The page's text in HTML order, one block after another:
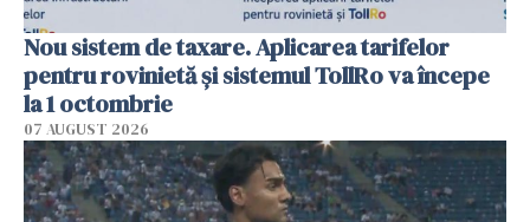
Nou sistem de taxare. Aplicarea tarifelor
pentru rovinietă şi sistemul TollRo va începe
la 1 octombrie
07 AUGUST 2026